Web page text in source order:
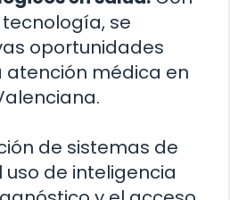
se
oportunidades
médica en
de sistemas de
de inteligencia